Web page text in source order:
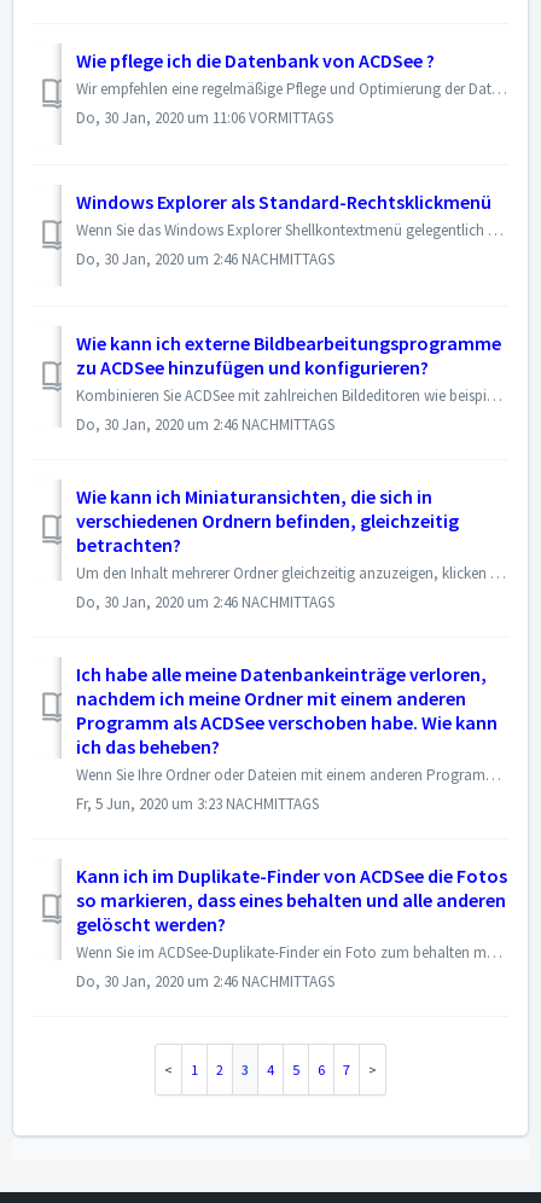
Wie pflege ich die Datenbank von ACDSee ?
Wir empfehlen eine regelmäßige Pflege und Optimierung der Datenbank um Festplattenspeicher zu sparen, nicht gebrauchte und überflüssige Informationen zu entf...
Do, 30 Jan, 2020 um 11:06 VORMITTAGS
Windows Explorer als Standard-Rechtsklickmenü
Wenn Sie das Windows Explorer Shellkontextmenü gelegentlich nutzen wollen, wenn Sie in ACDSee auf eine Miniaturansicht rechtsklicken, dann können Sie die Ums...
Do, 30 Jan, 2020 um 2:46 NACHMITTAGS
Wie kann ich externe Bildbearbeitungsprogramme
zu ACDSee hinzufügen und konfigurieren?
Kombinieren Sie ACDSee mit zahlreichen Bildeditoren wie beispielsweise Canvas und legen Sie fest, welcher Bildeditor standardmäßig von ACDSee geöffnet werden...
Do, 30 Jan, 2020 um 2:46 NACHMITTAGS
Wie kann ich Miniaturansichten, die sich in
verschiedenen Ordnern befinden, gleichzeitig
betrachten?
Um den Inhalt mehrerer Ordner gleichzeitig anzuzeigen, klicken Sie die Pfeile der gewünschten Ordner, die sich im Ordnerbaum links von den Ordnernamen befind...
Do, 30 Jan, 2020 um 2:46 NACHMITTAGS
Ich habe alle meine Datenbankeinträge verloren,
nachdem ich meine Ordner mit einem anderen
Programm als ACDSee verschoben habe. Wie kann
ich das beheben?
Wenn Sie Ihre Ordner oder Dateien mit einem anderen Programm als ACDSee verschoben haben, sind höchstwahrscheinlich so genannte verwaiste Ordner/Dateien ent...
Fr, 5 Jun, 2020 um 3:23 NACHMITTAGS
Kann ich im Duplikate-Finder von ACDSee die Fotos
so markieren, dass eines behalten und alle anderen
gelöscht werden?
Wenn Sie im ACDSee-Duplikate-Finder ein Foto zum behalten markieren wollen, alle anderen jedoch gelöscht werden sollen, gehen Sie wie folgt vor: Mark...
Do, 30 Jan, 2020 um 2:46 NACHMITTAGS
1 2 3 4 5 6 7